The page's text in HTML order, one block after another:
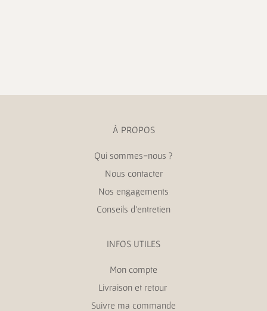
À PROPOS
Qui sommes-nous ?
Nous contacter
Nos engagements
Conseils d’entretien
INFOS UTILES
Mon compte
Livraison et retour
Suivre ma commande